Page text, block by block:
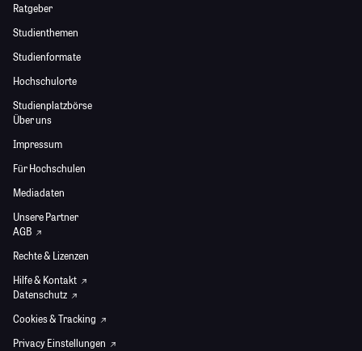
Ratgeber
Studienthemen
Studienformate
Hochschulorte
Studienplatzbörse
Über uns
Impressum
Für Hochschulen
Mediadaten
Unsere Partner
AGB
Rechte & Lizenzen
Hilfe & Kontakt
Datenschutz
Cookies & Tracking
Privacy Einstellungen